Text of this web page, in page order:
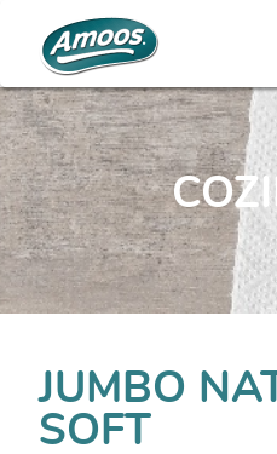
JUMBO
SOFT